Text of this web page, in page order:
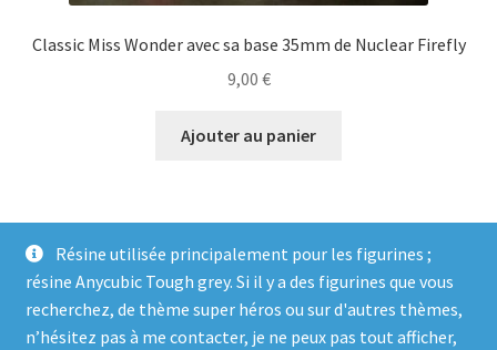
Résine utilisée principalement pour les figurines ;
résine Anycubic Tough grey. Si il y a des figurines que vous
recherchez, de thème super héros ou sur d'autres thèmes,
n’hésitez pas à me contacter, je ne peux pas tout afficher,
Classic Miss Wonder avec sa base 35mm de Nuclear Firefly
9,00 €
Ajouter au panier